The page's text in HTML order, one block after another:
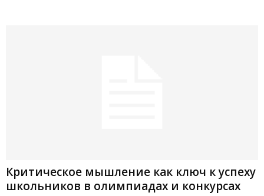
Критическое мышление как ключ к успеху
школьников в олимпиадах и конкурсах